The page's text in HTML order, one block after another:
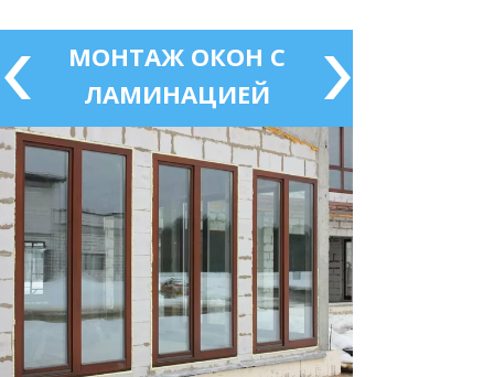
МОНТАЖ ОКОН С
ЛАМИНАЦИЕЙ